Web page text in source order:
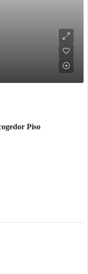
Piso